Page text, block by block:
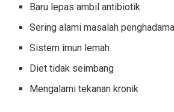
Baru lepas ambil antibiotik
Sering alami masalah
Sistem imun lemah
Diet tidak seimbang
Mengalami tekanan kronik